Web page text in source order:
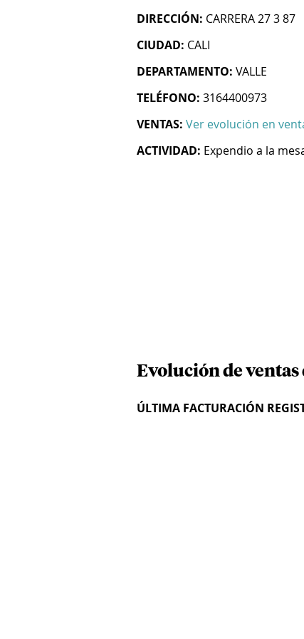
DIRECCIÓN: CARRERA 27 3 87
CIUDAD: CALI
DEPARTAMENTO: VALLE
TELÉFONO: 3164400973
VENTAS: Ver evolución en
ACTIVIDAD: Expendio a la
Evolución de ventas
ÚLTIMA FACTURACIÓN